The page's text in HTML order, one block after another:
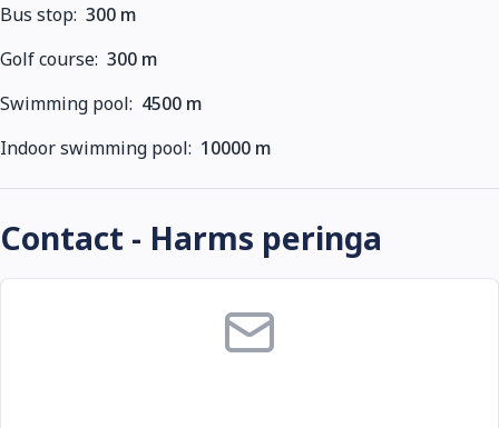
Bus stop: 300 m
Golf course: 300 m
Swimming pool: 4500 m
Indoor swimming pool: 10000 m
Contact - Harms peringa